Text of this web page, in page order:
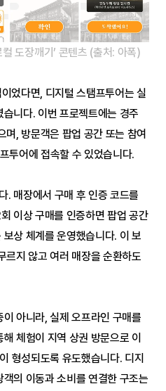
도장깨기’ 콘텐츠 (출처: 아폭)
었다면, 디지털 스탬프투어는 실
니다. 이번 프로젝트에는 경주
, 방문객은 팝업 공간 또는 참여
투어에 접속할 수 있었습니다.
. 매장에서 구매 후 인증 코드를
이상 구매를 인증하면 팝업 공간
상 체계를 운영했습니다. 이 보
르지 않고 여러 매장을 순환하도
아니라, 실제 오프라인 구매를
체험이 지역 상권 방문으로 이
형성되도록 유도했습니다. 디지
의 이동과 소비를 연결한 구조는